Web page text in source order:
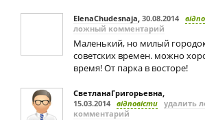
ElenaChudesnaja, 30.08.2014
ложный комментарий
Маленький, но милый
советских времен. можно
время! От парка в восторе!
СветланаГригорьевна,
15.03.2014 відповісти удалить
комментарий